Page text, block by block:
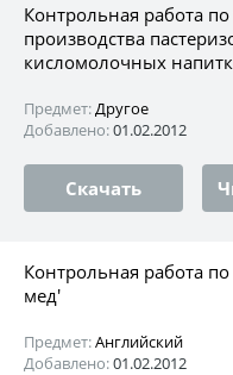
Контрольная работа
производства
кисломолочных
Предмет:Другое
Добавлено:01.02.2012
Скачать
Контрольная работа
мед'
Предмет:Английский
Добавлено:01.02.2012